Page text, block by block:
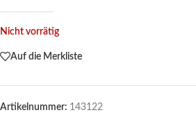
Nicht vorrätig
Auf die Merkliste
Artikelnummer: 143122